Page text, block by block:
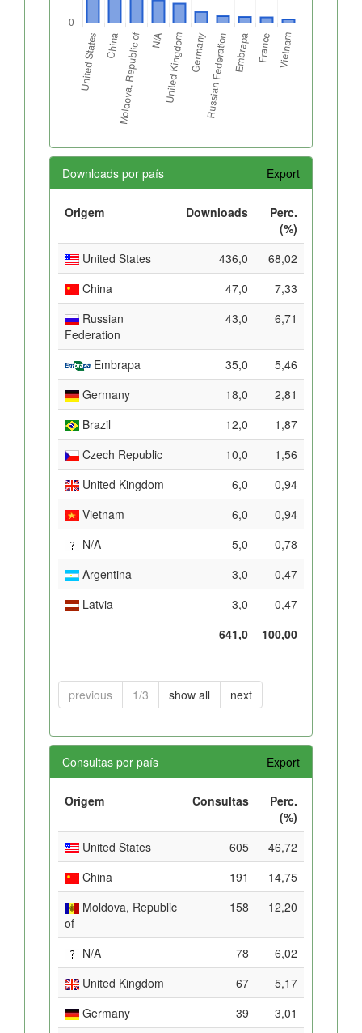
Downloads por país Export
Origem Downloads
Perc.
(%)
United States
436,0
68,02
China
47,0
7,33
Russian
Federation
43,0 6,71
Embrapa 35,0
5,46
Germany
18,0
2,81
Brazil
12,0
1,87
Czech Republic
10,0
1,56
United Kingdom
6,0
0,94
Vietnam
6,0
0,94
N/A
5,0
0,78
Argentina
3,0
0,47
Latvia
3,0
0,47
641,0
100,00
previous 1/3 show all next
Consultas por país Export
Origem Consultas
Perc.
(%)
United States
605
46,72
China
191
14,75
Moldova, Republic
of
158 12,20
N/A 78
6,02
United Kingdom
67
5,17
Germany
39
3,01